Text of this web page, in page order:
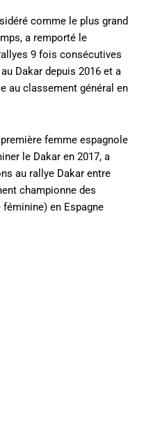
comme le plus grand
a remporté le
9 fois consécutives
Dakar depuis 2016 et a
au classement général en
femme espagnole
le Dakar en 2017, a
au rallye Dakar entre
championne des
en Espagne